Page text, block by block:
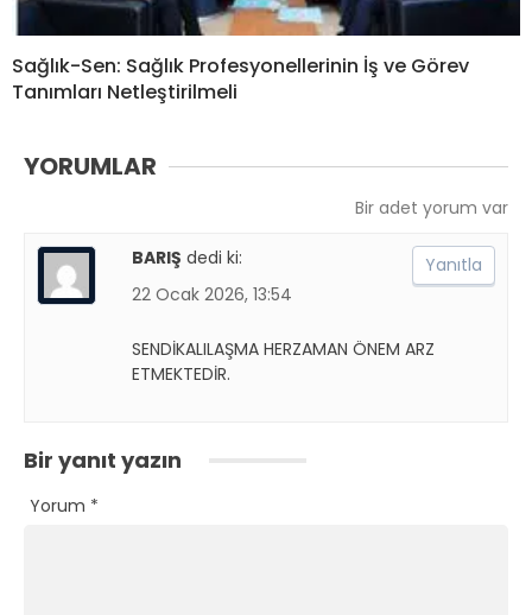
Sağlık-Sen: Sağlık Profesyonellerinin İş ve Görev
Tanımları Netleştirilmeli
YORUMLAR
Bir adet yorum var
BARIŞ dedi ki:
22 Ocak 2026, 13:54
SENDİKALILAŞMA HERZAMAN ÖNEM ARZ
ETMEKTEDİR.
Yanıtla
Bir yanıt yazın
Yorum *